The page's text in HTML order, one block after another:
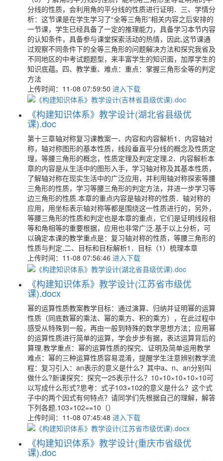
分线的性质，会利用角的平分线的性质进行证明．三、学情分
析：这节课是在学生学习了“全等三角形”相关内容之后安排的
一节课，学生已经具备了一定的推理能力，具备学习本节内容
的认知条件，具备参与课堂探索活动的热情，因此,这节课通
过观察不同条件下的全等三角形的问题解决方法和探究我省及
不同地区的中考试题题型，来丰富学生的知识面，加厚学生的
知识底蕴。四、教学重、难点：重点：掌握三角形全等的判定
方法
上传时间：11-08 07:59:50 进入下载
《构建知识体系》教学设计(湖北省县级优
课).doc
第十三章轴对称复习课教案一、内容和内容解析1．内容轴对
称，轴对称图形的基本性质，线段垂直平分线的概念及性质定
理，等腰三角形的概念，性质定理及判定定理.2．内容解析本
章的内容是从生活中的图形入手，学习轴对称及其基本性质，
了解轴对称在现实生活中的广泛应用，并利用轴对称探索等腰
三角形的性质，学习等腰三角形的判定方法，并进一步学习等
边三角形的性质.本章的重点内容是轴对称的性质．轴对称的
应用，用坐标表示轴对称等都是围绕这一性质进行的，另外，
等腰三角形的性质和判定也是本章的重点，它们是证明线段相
等和角相等的重要根据，应用也非常广泛.基于以上分析，可
以确定本课的教学重点是：复习轴对称的性质，等腰三角形的
性质与判定.二、目标和目标解析1．目标（1）梳理本章
上传时间：11-08 07:56:46 进入下载
《构建知识体系》教学设计(江苏省市级优
课).docx
幂的运算性质教案教学目标：通过演算、归纳并证明幂的运算
性质（同底数幂的乘法、幂的乘方、积的乘方），在此过程中
感受从特殊到一般，再由一般到特殊的数学思想方法；应用幂
的运算性质进行简单的运算，学会步步有据，表达运算背后的
算理.教学重点：幂的运算性质的探究、证明及简单运用教学
难点：幂的三种运算性质容易混淆，提醒学生注意辨别教学流
程：复习引入：an表示的意义是什么？其中a、n、an分别叫
做什么?新课探究：探究一25表示什么？10×10×10×10×10可
以写成什么形式?思考：式子103×102的意义是什么？这个式
子中的两个因式有何特点？请同学们先根据自己的理解，解答
下列各题.103×102==10（）
上传时间：11-08 07:45:48 进入下载
《构建知识体系》教学设计(重庆市省级优
课).doc